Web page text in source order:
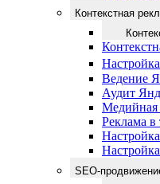
Контекстная
Ведение
Аудит
Медийная
Реклама в
SEO-